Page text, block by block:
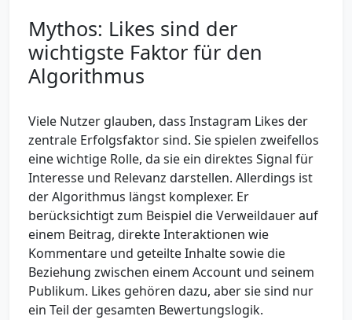
Mythos: Likes sind der
wichtigste Faktor für den
Algorithmus
Viele Nutzer glauben, dass Instagram Likes der
zentrale Erfolgsfaktor sind. Sie spielen zweifellos
eine wichtige Rolle, da sie ein direktes Signal für
Interesse und Relevanz darstellen. Allerdings ist
der Algorithmus längst komplexer. Er
berücksichtigt zum Beispiel die Verweildauer auf
einem Beitrag, direkte Interaktionen wie
Kommentare und geteilte Inhalte sowie die
Beziehung zwischen einem Account und seinem
Publikum. Likes gehören dazu, aber sie sind nur
ein Teil der gesamten Bewertungslogik.